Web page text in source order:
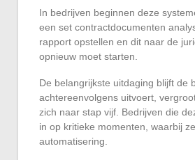
In bedrijven beginnen deze
een set contractdocumenten
rapport opstellen en dit naar de
opnieuw moet starten.
De belangrijkste uitdaging blijft de
achtereenvolgens uitvoert,
zich naar stap vijf. Bedrijven die
in op kritieke momenten, waarbij
automatisering.